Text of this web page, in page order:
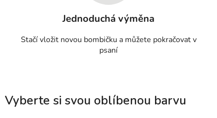
Jednoduchá výměna
Stačí vložit novou bombičku a můžete pokračovat v
psaní
Vyberte si svou oblíbenou barvu